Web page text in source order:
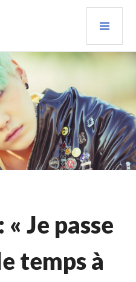
« Je passe
temps à